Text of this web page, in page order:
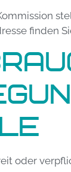
finden
oder